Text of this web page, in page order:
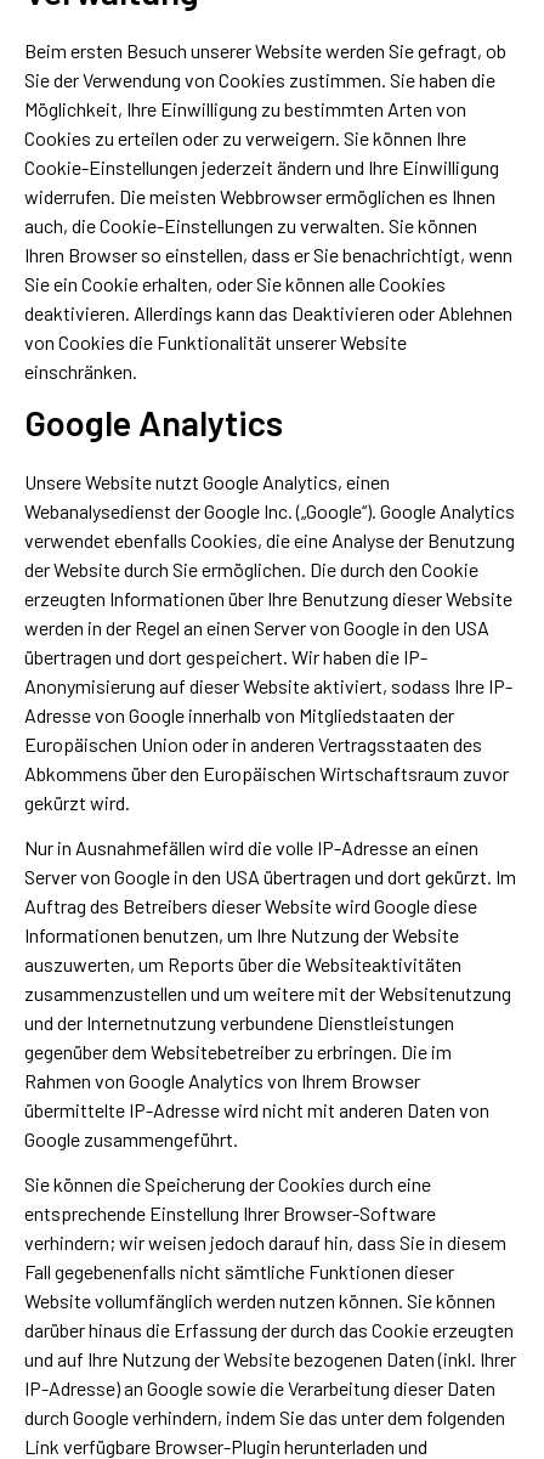
Beim ersten Besuch unserer Website werden Sie gefragt, ob
Sie der Verwendung von Cookies zustimmen. Sie haben die
Möglichkeit, Ihre Einwilligung zu bestimmten Arten von
Cookies zu erteilen oder zu verweigern. Sie können Ihre
Cookie-Einstellungen jederzeit ändern und Ihre Einwilligung
widerrufen. Die meisten Webbrowser ermöglichen es Ihnen
auch, die Cookie-Einstellungen zu verwalten. Sie können
Ihren Browser so einstellen, dass er Sie benachrichtigt, wenn
Sie ein Cookie erhalten, oder Sie können alle Cookies
deaktivieren. Allerdings kann das Deaktivieren oder Ablehnen
von Cookies die Funktionalität unserer Website
einschränken.
Google Analytics
Unsere Website nutzt Google Analytics, einen
Webanalysedienst der Google Inc. („Google“). Google Analytics
verwendet ebenfalls Cookies, die eine Analyse der Benutzung
der Website durch Sie ermöglichen. Die durch den Cookie
erzeugten Informationen über Ihre Benutzung dieser Website
werden in der Regel an einen Server von Google in den USA
übertragen und dort gespeichert. Wir haben die IP-
Anonymisierung auf dieser Website aktiviert, sodass Ihre IP-
Adresse von Google innerhalb von Mitgliedstaaten der
Europäischen Union oder in anderen Vertragsstaaten des
Abkommens über den Europäischen Wirtschaftsraum zuvor
gekürzt wird.
Nur in Ausnahmefällen wird die volle IP-Adresse an einen
Server von Google in den USA übertragen und dort gekürzt. Im
Auftrag des Betreibers dieser Website wird Google diese
Informationen benutzen, um Ihre Nutzung der Website
auszuwerten, um Reports über die Websiteaktivitäten
zusammenzustellen und um weitere mit der Websitenutzung
und der Internetnutzung verbundene Dienstleistungen
gegenüber dem Websitebetreiber zu erbringen. Die im
Rahmen von Google Analytics von Ihrem Browser
übermittelte IP-Adresse wird nicht mit anderen Daten von
Google zusammengeführt.
Sie können die Speicherung der Cookies durch eine
entsprechende Einstellung Ihrer Browser-Software
verhindern; wir weisen jedoch darauf hin, dass Sie in diesem
Fall gegebenenfalls nicht sämtliche Funktionen dieser
Website vollumfänglich werden nutzen können. Sie können
darüber hinaus die Erfassung der durch das Cookie erzeugten
und auf Ihre Nutzung der Website bezogenen Daten (inkl. Ihrer
IP-Adresse) an Google sowie die Verarbeitung dieser Daten
durch Google verhindern, indem Sie das unter dem folgenden
Link verfügbare Browser-Plugin herunterladen und